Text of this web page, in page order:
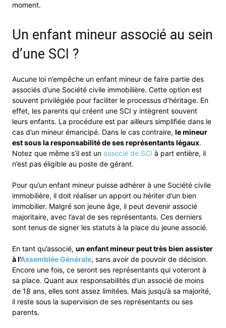
moment.
Un enfant mineur associé au sein
d’une SCI ?
Aucune loi n’empêche un enfant mineur de faire partie des
associés d’une Société civile immobilière. Cette option est
souvent privilégiée pour faciliter le processus d’héritage. En
effet, les parents qui créent une SCI y intègrent souvent
leurs enfants. La procédure est par ailleurs simplifiée dans le
cas d’un mineur émancipé. Dans le cas contraire, le mineur
est sous la responsabilité de ses représentants légaux.
Notez que même s’il est un associé de SCI à part entière, il
n’est pas éligible au poste de gérant.
Pour qu’un enfant mineur puisse adhérer à une Société civile
immobilière, il doit réaliser un apport ou hériter d’un bien
immobilier. Malgré son jeune âge, il peut devenir associé
majoritaire, avec l’aval de ses représentants. Ces derniers
sont tenus de signer les statuts à la place du jeune associé.
En tant qu’associé, un enfant mineur peut très bien assister
à l’Assemblée Générale, sans avoir de pouvoir de décision.
Encore une fois, ce seront ses représentants qui voteront à
sa place. Quant aux responsabilités d’un associé de moins
de 18 ans, elles sont assez limitées. Mais jusqu’à sa majorité,
il reste sous la supervision de ses représentants ou ses
parents.